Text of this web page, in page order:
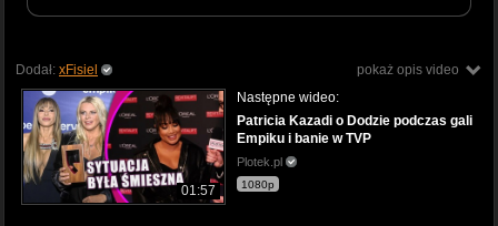
pokaż opis video
Dodał: xFisiel
01:57
Następne wideo:
Patricia Kazadi o Dodzie podczas gali
Empiku i banie w TVP
Plotek.pl
1080p